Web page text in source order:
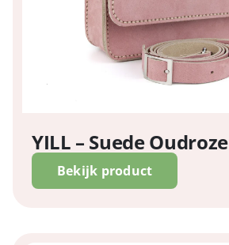
YILL – Suede Oudroze
Bekijk product